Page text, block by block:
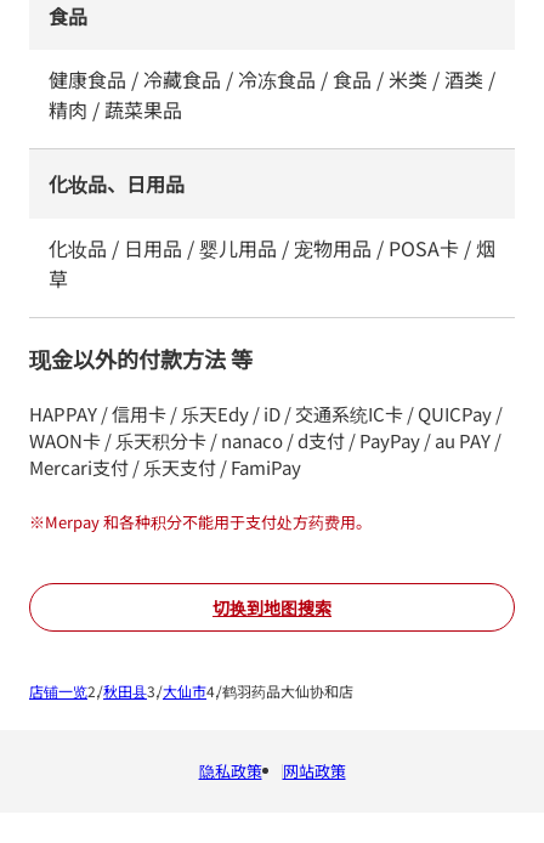
食品
健康食品 / 冷藏食品 / 冷冻食品 / 食品 / 米类 / 酒类 /
精肉 / 蔬菜果品
化妆品、日用品
化妆品 / 日用品 / 婴儿用品 / 宠物用品 / POSA卡 / 烟
草
现金以外的付款方法 等
HAPPAY / 信用卡 / 乐天Edy / iD / 交通系统IC卡 / QUICPay /
WAON卡 / 乐天积分卡 / nanaco / d支付 / PayPay / au PAY /
Mercari支付 / 乐天支付 / FamiPay
※Merpay 和各种积分不能用于支付处方药费用。
切换到地图搜索
店铺一览 秋田县 大仙市 鹤羽药品大仙协和店
隐私政策 网站政策